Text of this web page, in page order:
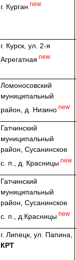
г. Курган new
г. Курск, ул. 2-я
Агрегатная new
Ломоносовский
муниципальный
район, д. Низино new
Гатчинский
муниципальный
район, Сусанинское
с. п., д. Красницы new
Гатчинский
муниципальный
район, Сусанинское
с. п., д.Красницы new
г. Липецк, ул. Папина,
КРТ